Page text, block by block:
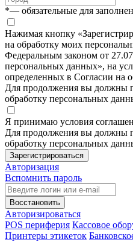
*— обязательные для
Нажимая кнопку
на обработку моих
Федеральным законом от
персональных данных», на
определенных в Согласии на
Для продолжения вы должны
обработку персональных
Я принимаю условия
Для продолжения вы должны
обработку персональных
Зарегистрироваться
Авторизация
Вспомнить пароль
Восстановить
Авторизироваться
POS периферия Кассовое
Принтеры этикеток